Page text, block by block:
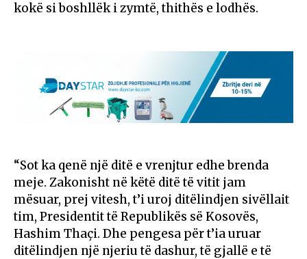
kokë si boshllëk i zymtë, thithës e lodhës.
“Sot ka qenë një ditë e vrenjtur edhe brenda
meje. Zakonisht në këtë ditë të vitit jam
mësuar, prej vitesh, t’i uroj ditëlindjen sivëllait
tim, Presidentit të Republikës së Kosovës,
Hashim Thaçi. Dhe pengesa për t’ia uruar
ditëlindjen një njeriu të dashur, të gjallë e të